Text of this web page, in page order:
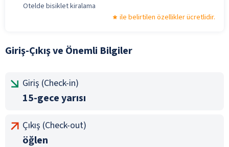
Otelde bisiklet kiralama
ile belirtilen özellikler ücretlidir.
Giriş-Çıkış ve Önemli Bilgiler
Giriş (Check-in)
15-gece yarısı
Çıkış (Check-out)
öğlen